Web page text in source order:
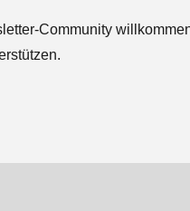
Community